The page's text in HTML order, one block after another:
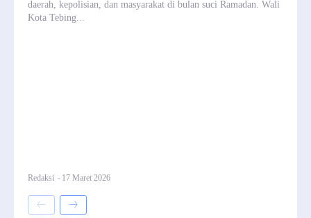
daerah, kepolisian, dan masyarakat di bulan suci Ramadan. Wali
Kota Tebing...
Redaksi - 17 Maret 2026